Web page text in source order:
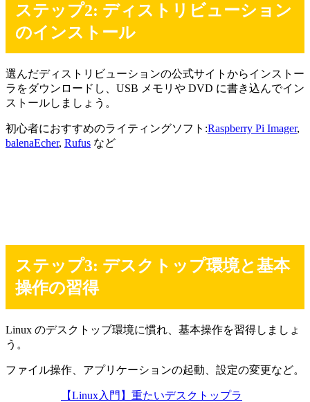
ステップ2: ディストリビューション
のインストール
選んだディストリビューションの公式サイトからインストー
ラをダウンロードし、USB メモリや DVD に書き込んでイン
ストールしましょう。
初心者におすすめのライティングソフト:Raspberry Pi Imager,
balenaEcher, Rufus など
ステップ3: デスクトップ環境と基本
操作の習得
Linux のデスクトップ環境に慣れ、基本操作を習得しましょ
う。
ファイル操作、アプリケーションの起動、設定の変更など。
【Linux入門】重たいデスクトップラ